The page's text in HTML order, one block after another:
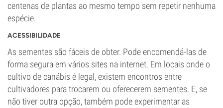
centenas de plantas ao mesmo tempo sem repetir nenhuma
espécie.
ACESSIBILIDADE
As sementes são fáceis de obter. Pode encomendá-las de
forma segura em vários sites na internet. Em locais onde o
cultivo de canábis é legal, existem encontros entre
cultivadores para trocarem ou oferecerem sementes. E, se
não tiver outra opção, também pode experimentar as